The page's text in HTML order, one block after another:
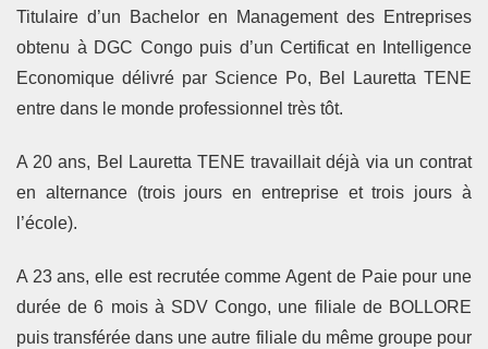
Titulaire d’un Bachelor en Management des Entreprises
obtenu à DGC Congo puis d’un Certificat en Intelligence
Economique délivré par Science Po, Bel Lauretta TENE
entre dans le monde professionnel très tôt.
A 20 ans, Bel Lauretta TENE travaillait déjà via un contrat
en alternance (trois jours en entreprise et trois jours à
l’école).
A 23 ans, elle est recrutée comme Agent de Paie pour une
durée de 6 mois à SDV Congo, une filiale de BOLLORE
puis transférée dans une autre filiale du même groupe pour